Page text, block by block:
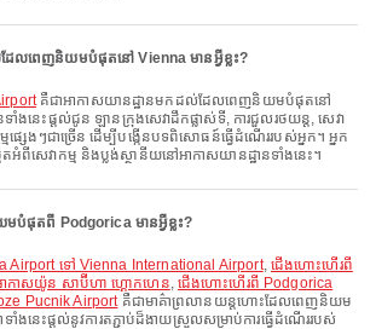
ែលពេញនិយមបំផុតនៅ Vienna មានអ្វីខ្លះ?
គឺជាអាកាសយានដ្ឋានមកដល់ដែលពេញនិយមបំផុតនៅ
ាំងនេះផ្តល់ជូន ឡានក្រុងសេវាដឹកផ្លាស់ទី, ការជួលរថយន្ត, សេវា
ផ្សេងៗជាច្រើន ដើម្បីបង្កើនបទពិសោធន៍ធ្វើដំណើររបស់អ្នក។ អ្នក
ពីសេវាកម្ម និងប្លង់ស្ថានីយនៅអាកាសយានដ្ឋានទាំងនេះ។
បំផុតពី Podgorica មានអ្វីខ្លះ?
Airport ទៅ Vienna International Airport, ជើងហោះហើរពី
ាកាសយ៉ូន សាប៊ីហា ហ្គោកហេន,ជើងហោះហើរពី Podgorica
Pucnik Airportគឺជាមាគ៌ាព្រលានយន្តហោះដែលពេញនិយម
ងនេះផ្តល់នូវការតភ្ជាប់ដ៏ងាយស្រួលសម្រាប់ការធ្វើដំណើររបស់